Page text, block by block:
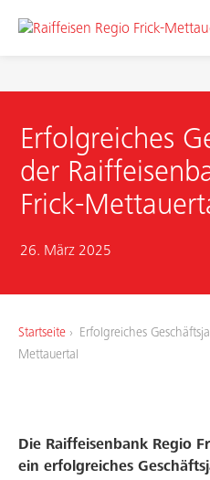
Service & Support
Mitgliedschaft
Erfolgreiches
der
Frick-
26. März 2025
Startseite
Erfolgreiches
Mettauertal
Die Raiffeisenbank Regio
ein erfolgreiches